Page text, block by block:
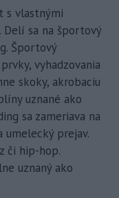
s vlastnými
Delí sa na športový
Športový
vyhadzovania
skoky, akrobaciu
uznané ako
sa zameriava na
umelecký prejav.
či hip-hop.
uznaný ako